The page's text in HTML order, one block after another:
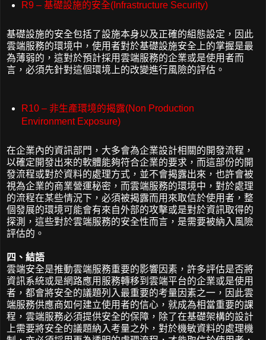
R9 – 基礎設施的安全(Infrastructure Security)
基礎設施的安全包括了設施本身以及正確的組態設定，因此
雲端服務的環境中，使用者對於基礎設施安全上的掌握是最
為薄弱的，這對於預計採用雲端服務的企業或是使用者而
言，必須先針對這個環境上的改變進行風險的評估。
R10 – 非生產環境的揭露(Non Production
Environment Exposure)
在企業內的資訊部門，大多會為企業設計相關的開發流程，
以確定開發出來的軟體能夠符合企業的要求，而這部份的開
發流程或對於資料的處理方式，並不會揭露出來，也許會被
視為企業的商業營運秘密，而雲端服務的環境中，對於處理
的流程在某些情況下，必須被揭露而用來取信於使用者，整
個發展的環境可能會有來自外部的攻擊或是對於資訊取得的
探測，這些對於雲端服務的安全性而言，是需要被納入風險
評估的。
四、結語
雲端安全是推動雲端服務重要的影響因素，許多評估是否將
資訊系統或是網路應用服務轉移到雲端平台的企業或是使用
者，都會將安全的議題列入最重要的考量因素之一，因此雲
端服務供應商如何建立使用者的信心，就成為相當重要的課
程，雲端服務必須提供安全的保障，除了在基礎架構的設計
上需要將安全的議題納入考量之外，對於機敏資料的處理機